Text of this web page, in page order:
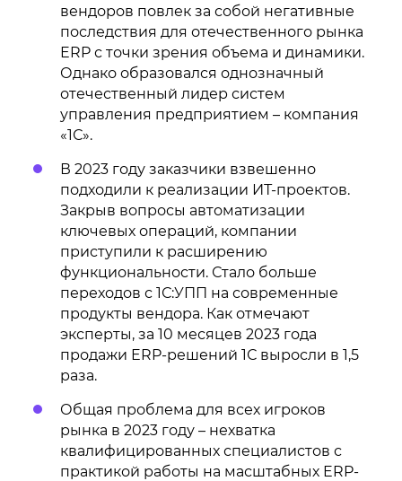
вендоров повлек за собой негативные
последствия для отечественного рынка
ERP с точки зрения объема и динамики.
Однако образовался однозначный
отечественный лидер систем
управления предприятием – компания
«1С».
В 2023 году заказчики взвешенно
подходили к реализации ИТ-проектов.
Закрыв вопросы автоматизации
ключевых операций, компании
приступили к расширению
функциональности. Стало больше
переходов с 1С:УПП на современные
продукты вендора. Как отмечают
эксперты, за 10 месяцев 2023 года
продажи ERP-решений 1С выросли в 1,5
раза.
Общая проблема для всех игроков
рынка в 2023 году – нехватка
квалифицированных специалистов с
практикой работы на масштабных ERP-